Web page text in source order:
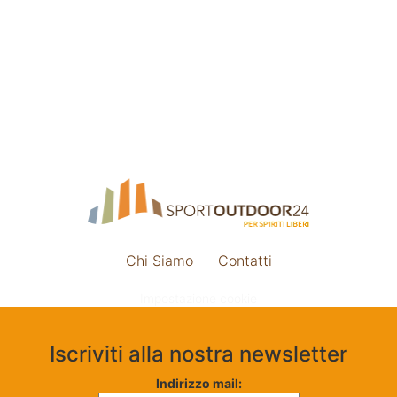
Chi Siamo Contatti
Iscriviti alla nostra newsletter
Indirizzo mail: